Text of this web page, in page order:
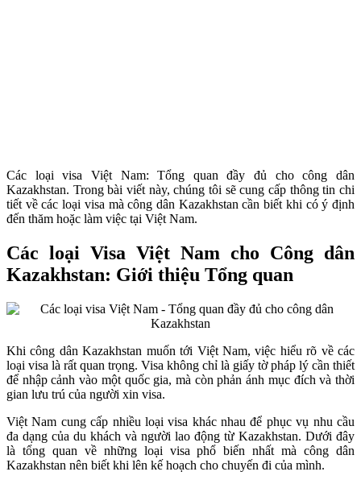
Các loại visa Việt Nam: Tổng quan đầy đủ cho công dân
Kazakhstan. Trong bài viết này, chúng tôi sẽ cung cấp thông tin chi
tiết về các loại visa mà công dân Kazakhstan cần biết khi có ý định
đến thăm hoặc làm việc tại Việt Nam.
Các loại Visa Việt Nam cho Công dân
Kazakhstan: Giới thiệu Tổng quan
Khi công dân Kazakhstan muốn tới Việt Nam, việc hiểu rõ về các
loại visa là rất quan trọng. Visa không chỉ là giấy tờ pháp lý cần thiết
để nhập cảnh vào một quốc gia, mà còn phản ánh mục đích và thời
gian lưu trú của người xin visa.
Việt Nam cung cấp nhiều loại visa khác nhau để phục vụ nhu cầu
đa dạng của du khách và người lao động từ Kazakhstan. Dưới đây
là tổng quan về những loại visa phổ biến nhất mà công dân
Kazakhstan nên biết khi lên kế hoạch cho chuyến đi của mình.